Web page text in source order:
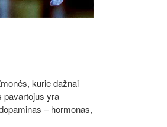
kurie dažnai
pavartojus yra
– hormonas,